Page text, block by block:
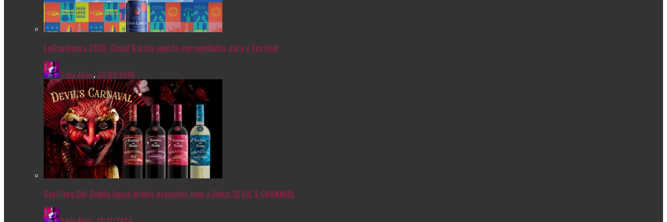
Lollapalooza 2026: Casal Garcia aposta em novidades para o festival
Livia Alves, 20/03/2026
Casillero Del Diablo lança drinks especiais com a linha: DEVIL’S CARNAVAL
Livia Alves 13/12/2024